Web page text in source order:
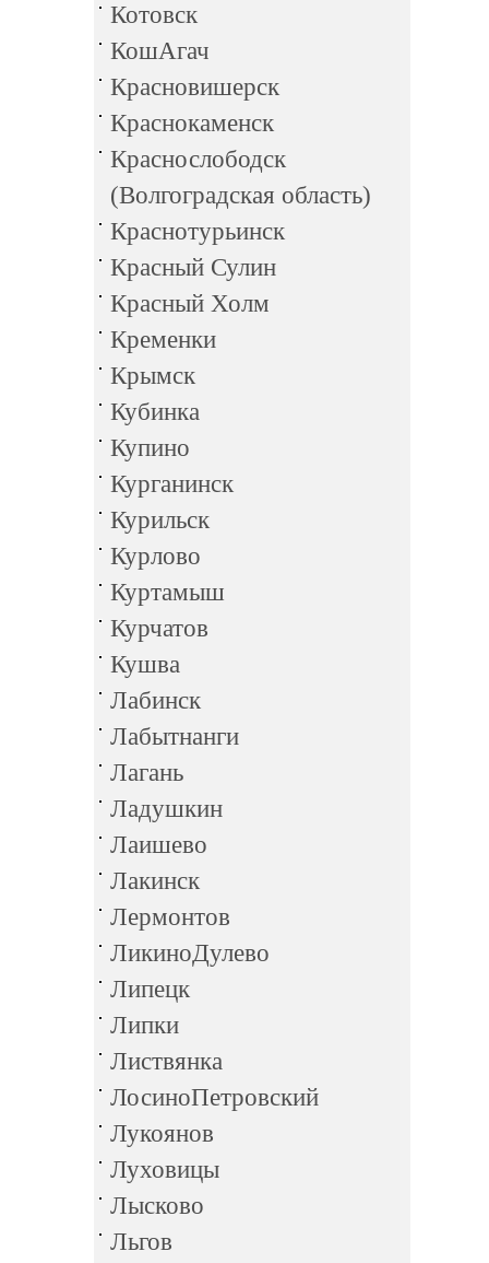
Котовск
КошАгач
Красновишерск
Краснокаменск
Краснослободск
(Волгоградская область)
Краснотурьинск
Красный Сулин
Красный Холм
Кременки
Крымск
Кубинка
Купино
Курганинск
Курильск
Курлово
Куртамыш
Курчатов
Кушва
Лабинск
Лабытнанги
Лагань
Ладушкин
Лаишево
Лакинск
Лермонтов
ЛикиноДулево
Липецк
Липки
Листвянка
ЛосиноПетровский
Лукоянов
Луховицы
Лысково
Льгов